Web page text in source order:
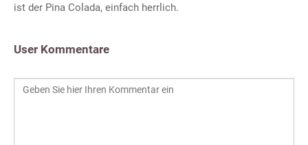
ist der Pina Colada, einfach herrlich.
User Kommentare